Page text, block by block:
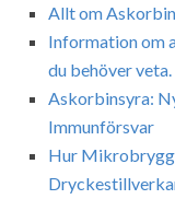
Allt om
Information om
du behöver veta.
Askorbinsyra:
Immunförsvar
Hur